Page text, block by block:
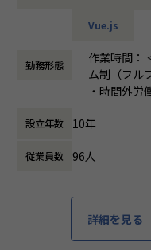
■プロジェクトを越えたチ
社内のエンジニア同士で5
で、経験豊富な先輩エン
浅いメンバーのキャリア
不安や悩みもエンジニア
見を述べてメンバーが働
ネージャーの役割。一人
スをもらいながら成長の
勤続20年以上のエンジニ
です。長く活躍する理由
サルといったように現在
★CTOは現役のコンサル
エンジニアリーダーが毎
いないポイントを伸ばす
ができます。
★望ましいスキル/経験★
・CI/CDの整備、拡充
・お問い合わせに対する
具合確認や修正等
【変更の範囲：会社の定
■開発環境：
・フレームワーク：Ruby
・プロジェクト管理：
・情報共有ツール：
Vue.js
勤務形態
作業時間：
ム制（フルフレック
・時間外労働有無：
帯： 10:00～19:00 ＜その他就
働き方：
設立年数 10年
従業員数 96人
詳細を見る